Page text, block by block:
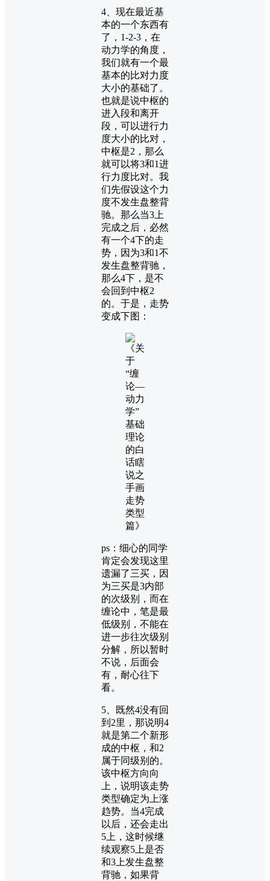
4、现在最近基
本的一个东西有
了，1-2-3，在
动力学的角度，
我们就有一个最
基本的比对力度
大小的基础了。
也就是说中枢的
进入段和离开
段，可以进行力
度大小的比对，
中枢是2，那么
就可以将3和1进
行力度比对。我
们先假设这个力
度不发生盘整背
驰。那么当3上
完成之后，必然
有一个4下的走
势，因为3和1不
发生盘整背驰，
那么4下，是不
会回到中枢2
的。于是，走势
变成下图：
ps：细心的同学
肯定会发现这里
遗漏了三买，因
为三买是3内部
的次级别，而在
缠论中，笔是最
低级别，不能在
进一步往次级别
分解，所以暂时
不说，后面会
有，耐心往下
看。
5、既然4没有回
到2里，那说明4
就是第二个新形
成的中枢，和2
属于同级别的。
该中枢方向向
上，说明该走势
类型确定为上涨
趋势。当4完成
以后，还会走出
5上，这时候继
续观察5上是否
和3上发生盘整
背驰，如果背